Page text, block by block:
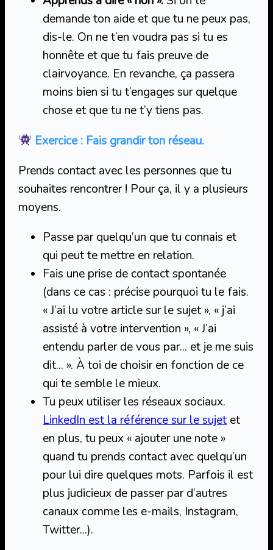
demande ton aide et que tu ne peux pas,
dis-le. On ne t’en voudra pas si tu es
honnête et que tu fais preuve de
clairvoyance. En revanche, ça passera
moins bien si tu t’engages sur quelque
chose et que tu ne t’y tiens pas.
Exercice : Fais grandir ton réseau.
Prends contact avec les personnes que tu
souhaites rencontrer ! Pour ça, il y a plusieurs
moyens.
Passe par quelqu’un que tu connais et
qui peut te mettre en relation.
Fais une prise de contact spontanée
(dans ce cas : précise pourquoi tu le fais.
« J’ai lu votre article sur le sujet », « j’ai
assisté à votre intervention », « J’ai
entendu parler de vous par… et je me suis
dit… ». À toi de choisir en fonction de ce
qui te semble le mieux.
Tu peux utiliser les réseaux sociaux.
LinkedIn est la référence sur le sujet et
en plus, tu peux « ajouter une note »
quand tu prends contact avec quelqu’un
pour lui dire quelques mots. Parfois il est
plus judicieux de passer par d’autres
canaux comme les e-mails, Instagram,
Twitter…).